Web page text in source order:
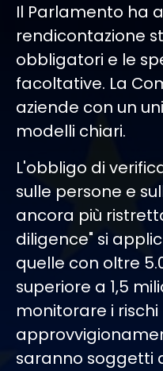
Il Parlamento ha
rendicontazione
obbligatori e le
facoltative. La
aziende con un
modelli chiari.
L'obbligo di
sulle persone e
ancora più
diligence" si
quelle con oltre
superiore a 1,5
monitorare i
saranno soggetti